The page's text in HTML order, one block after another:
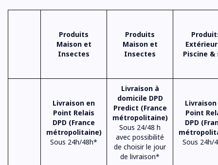
Produits
Maison et
Insectes
Produits
Maison et
Insectes
Piscine &
Livraison en
Point Relais
DPD (France
métropolitaine)
Sous 24h/48h*
Livraison à
domicile DPD
Predict (France
métropolitaine)
Sous 24/48 h
avec possibilité
de choisir le jour
de livraison*
Point
DPD
Sous 24h/